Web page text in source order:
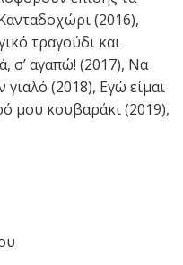
(2016),
τραγούδι και
σ’ αγαπώ! (2017), Να
γιαλό (2018), Εγώ είμαι
μου κουβαράκι (2019),